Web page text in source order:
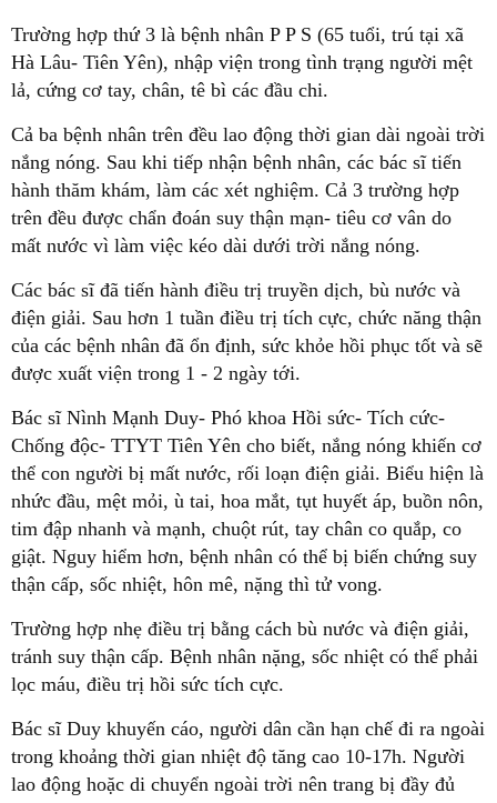
Trường hợp thứ 3 là bệnh nhân P P S (65 tuổi, trú tại xã
Hà Lâu- Tiên Yên), nhập viện trong tình trạng người mệt
lả, cứng cơ tay, chân, tê bì các đầu chi.
Cả ba bệnh nhân trên đều lao động thời gian dài ngoài trời
nắng nóng. Sau khi tiếp nhận bệnh nhân, các bác sĩ tiến
hành thăm khám, làm các xét nghiệm. Cả 3 trường hợp
trên đều được chẩn đoán suy thận mạn- tiêu cơ vân do
mất nước vì làm việc kéo dài dưới trời nắng nóng.
Các bác sĩ đã tiến hành điều trị truyền dịch, bù nước và
điện giải. Sau hơn 1 tuần điều trị tích cực, chức năng thận
của các bệnh nhân đã ổn định, sức khỏe hồi phục tốt và sẽ
được xuất viện trong 1 - 2 ngày tới.
Bác sĩ Nình Mạnh Duy- Phó khoa Hồi sức- Tích cức-
Chống độc- TTYT Tiên Yên cho biết, nắng nóng khiến cơ
thể con người bị mất nước, rối loạn điện giải. Biểu hiện là
nhức đầu, mệt mỏi, ù tai, hoa mắt, tụt huyết áp, buồn nôn,
tim đập nhanh và mạnh, chuột rút, tay chân co quắp, co
giật. Nguy hiểm hơn, bệnh nhân có thể bị biến chứng suy
thận cấp, sốc nhiệt, hôn mê, nặng thì tử vong.
Trường hợp nhẹ điều trị bằng cách bù nước và điện giải,
tránh suy thận cấp. Bệnh nhân nặng, sốc nhiệt có thể phải
lọc máu, điều trị hồi sức tích cực.
Bác sĩ Duy khuyến cáo, người dân cần hạn chế đi ra ngoài
trong khoảng thời gian nhiệt độ tăng cao 10-17h. Người
lao động hoặc di chuyển ngoài trời nên trang bị đầy đủ